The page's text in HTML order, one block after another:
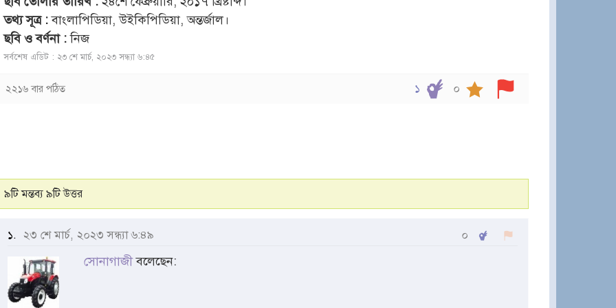
তথ্য সূত্র :বাংলাপিডিয়া, উইকিপিডিয়া, অন্তর্জাল।
ছবি ও বর্ণনা :নিজ
সর্বশেষ এডিট : ২৩ শে মার্চ, ২০২৩ সন্ধ্যা ৬:৪৫
২২১৬ বার পঠিত ০
১
৯টি মন্তব্য ৯টি উত্তর
১. ২৩ শে মার্চ, ২০২৩ সন্ধ্যা ৬:৪৯ ০
সোনাগাজীবলেছেন: